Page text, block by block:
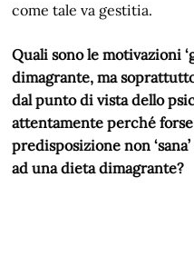
come tale va gestitia.
Quali sono le motivazioni
dimagrante, ma
dal punto di vista dello
attentamente perché
predisposizione non
ad una dieta dimagrante?